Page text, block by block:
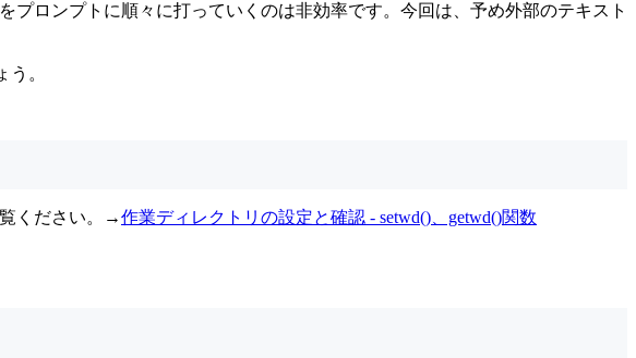
ロンプトに順々に打っていくのは非効率です。今回は、予め外部のテキスト
。
ください。→作業ディレクトリの設定と確認 - setwd()、getwd()関数